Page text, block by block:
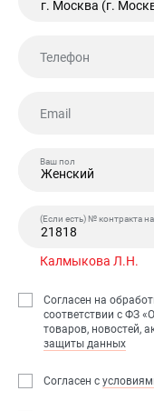
Телефон
Email
Ваш пол
Женский
(Если есть) № контракта
Калмыкова Л.Н.
Согласен на
соответствии с ФЗ
товаров, новостей,
защиты данных
Согласен с